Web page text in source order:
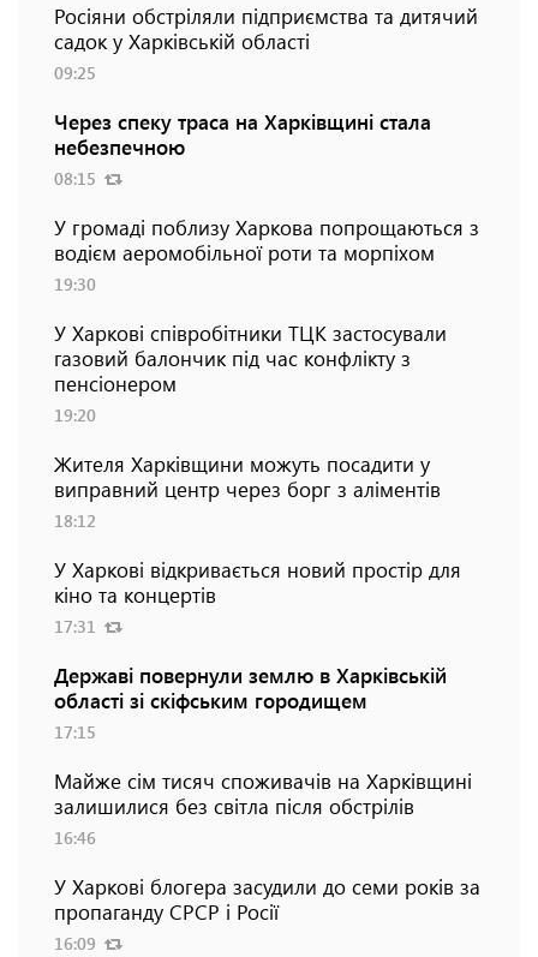
Росіяни обстріляли підприємства та дитячий
садок у Харківській області
09:25
Через спеку траса на Харківщині стала
небезпечною
08:15
У громаді поблизу Харкова попрощаються з
водієм аеромобільної роти та морпіхом
19:30
У Харкові співробітники ТЦК застосували
газовий балончик під час конфлікту з
пенсіонером
19:20
Жителя Харківщини можуть посадити у
виправний центр через борг з аліментів
18:12
У Харкові відкривається новий простір для
кіно та концертів
17:31
Державі повернули землю в Харківській
області зі скіфським городищем
17:15
Майже сім тисяч споживачів на Харківщині
залишилися без світла після обстрілів
16:46
У Харкові блогера засудили до семи років за
пропаганду СРСР і Росії
16:09